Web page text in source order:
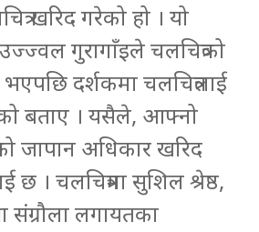
खरिद गरेको हो । यो
गुरागाँइले चलचित्रको
दर्शकमा चलचित्रलाई
बताए । यसैले, आफ्नो
जापान अधिकार खरिद
। चलचित्रमा सुशिल श्रेष्ठ,
संग्रौला लगायतका